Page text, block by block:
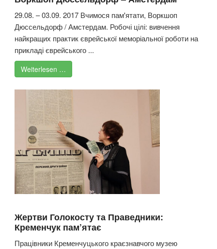
29.08. – 03.09. 2017 Вчимося пам'ятати, Воркшоп
Дюссельдорф / Амстердам. Робочі цілі: вивчення
найкращих практик єврейської меморіальної роботи на
прикладі єврейського ...
Weiterlesen …
Жертви Голокосту та Праведники:
Кременчук пам’ятає
Працівники Кременчуцького краєзнавчого музею